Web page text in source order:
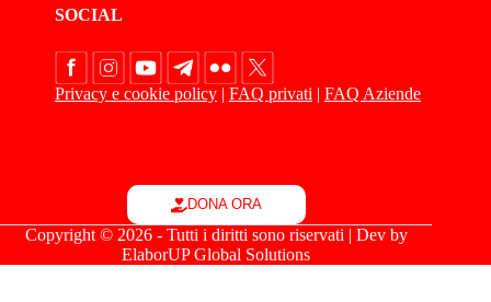
SOCIAL
Privacy e cookie policy | FAQ privati | FAQ Aziende
DONA ORA
Copyright © 2026 - Tutti i diritti sono riservati | Dev by
ElaborUP Global Solutions